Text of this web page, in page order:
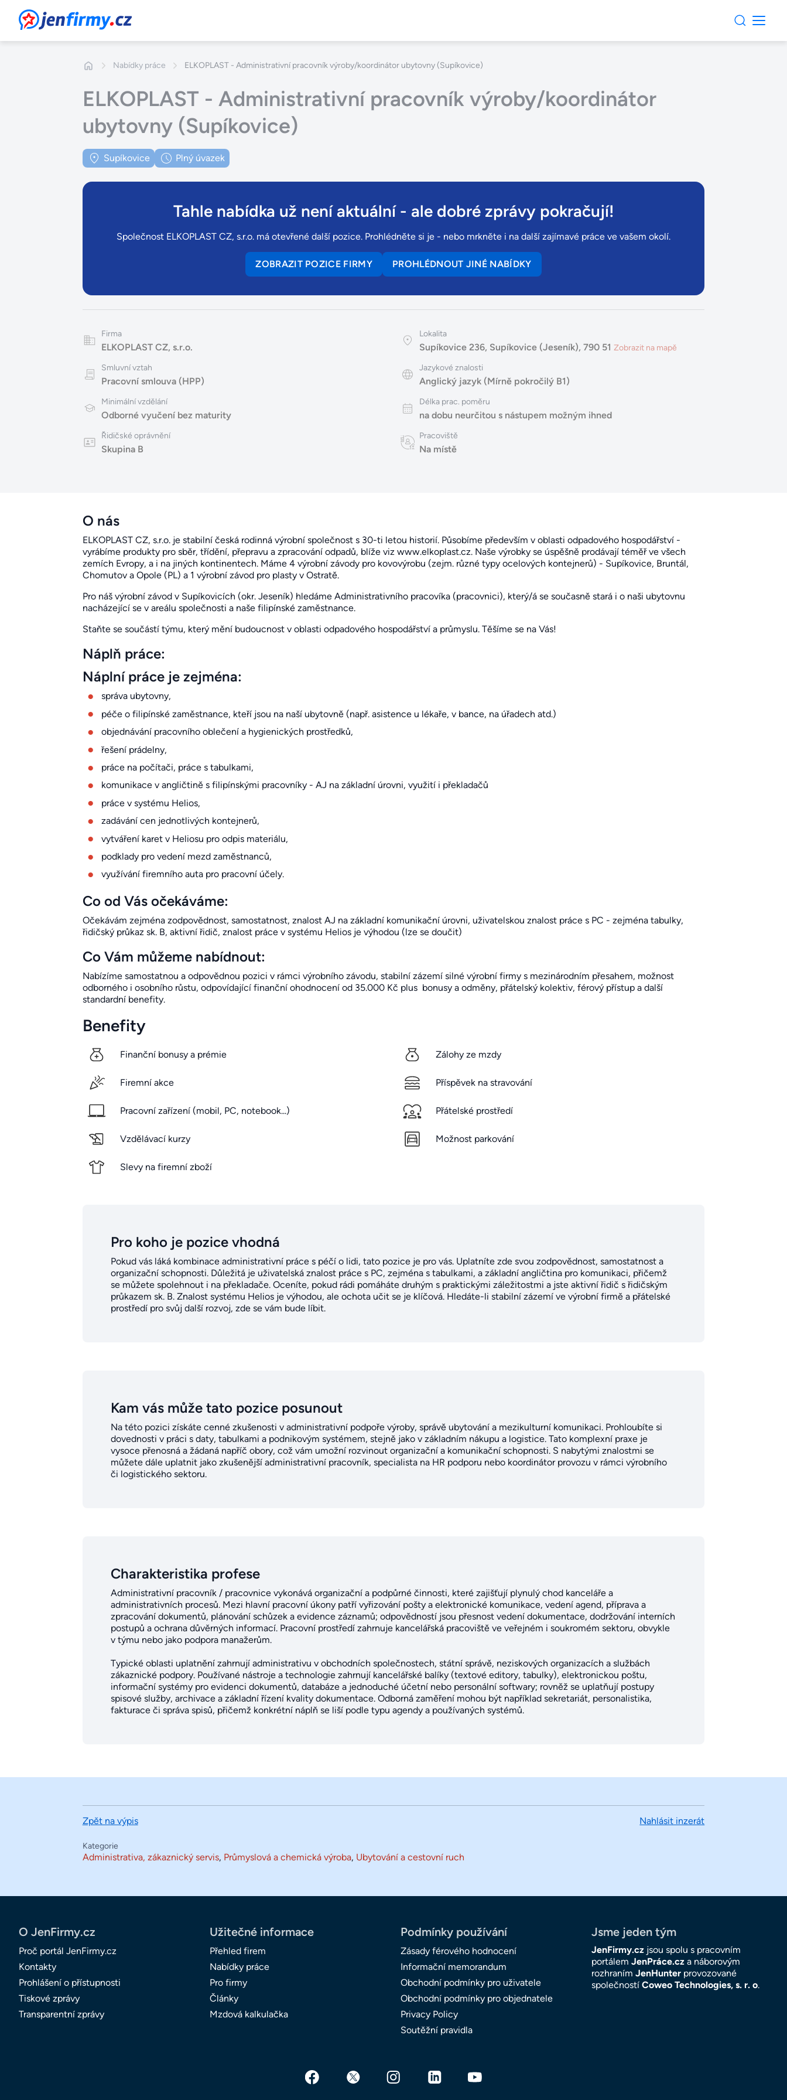
JenFirmy.cz
Nabídky práce ELKOPLAST - Administrativní pracovník výroby/koordinátor ubytovny (Supíkovice)
ELKOPLAST - Administrativní pracovník výroby/koordinátor
ubytovny (Supíkovice)
Supíkovice Plný úvazek
Tahle nabídka už není aktuální- ale dobré zprávy pokračují!
Společnost ELKOPLAST CZ, s.r.o. má otevřené další pozice. Prohlédněte si je - nebo mrkněte i na další zajímavé práce ve vašem okolí.
ZOBRAZIT POZICE FIRMY PROHLÉDNOUT JINÉ NABÍDKY
Firma
ELKOPLAST CZ, s.r.o.
Lokalita
Supíkovice 236, Supíkovice (Jeseník), 790 51 Zobrazit na mapě
Smluvní vztah
Pracovní smlouva (HPP)
Jazykové znalosti
Anglický jazyk (Mírně pokročilý B1)
Minimální vzdělání
Odborné vyučení bez maturity
Délka prac. poměru
na dobu neurčitou s nástupem možným ihned
Řidičské oprávnění
Skupina B
Pracoviště
Na místě
O nás
ELKOPLAST CZ, s.r.o. je stabilní česká rodinná výrobní společnost s 30-ti letou historií. Působíme především v oblasti odpadového hospodářství -
vyrábíme produkty pro sběr, třídění, přepravu a zpracování odpadů, blíže viz www.elkoplast.cz. Naše výrobky se úspěšně prodávají téměř ve všech
zemích Evropy, a i na jiných kontinentech. Máme 4 výrobní závody pro kovovýrobu (zejm. různé typy ocelových kontejnerů) - Supíkovice, Bruntál,
Chomutov a Opole (PL) a 1 výrobní závod pro plasty v Ostratě.
Pro náš výrobní závod v Supíkovicích (okr. Jeseník) hledáme Administrativního pracovíka (pracovnici), který/á se současně stará i o naši ubytovnu
nacházející se v areálu společnosti a naše filipínské zaměstnance.
Staňte se součástí týmu, který mění budoucnost v oblasti odpadového hospodářství a průmyslu. Těšíme se na Vás!
Náplň práce:
Náplní práce je zejména:
správa ubytovny,
péče o filipínské zaměstnance, kteří jsou na naší ubytovně (např. asistence u lékaře, v bance, na úřadech atd.)
objednávání pracovního oblečení a hygienických prostředků,
řešení prádelny,
práce na počítači, práce s tabulkami,
komunikace v angličtině s filipínskými pracovníky - AJ na základní úrovni, využití i překladačů
práce v systému Helios,
zadávání cen jednotlivých kontejnerů,
vytváření karet v Heliosu pro odpis materiálu,
podklady pro vedení mezd zaměstnanců,
využívání firemního auta pro pracovní účely.
Co od Vás očekáváme:
Očekávám zejména zodpovědnost, samostatnost, znalost AJ na základní komunikační úrovni, uživatelskou znalost práce s PC - zejména tabulky,
řidičský průkaz sk. B, aktivní řidič, znalost práce v systému Helios je výhodou (lze se doučit)
Co Vám můžeme nabídnout:
Nabízíme samostatnou a odpovědnou pozici v rámci výrobního závodu, stabilní zázemí silné výrobní firmy s mezinárodním přesahem, možnost
odborného i osobního růstu, odpovídající finanční ohodnocení od 35.000 Kč plus bonusy a odměny, přátelský kolektiv, férový přístup a další
standardní benefity.
Benefity
Finanční bonusy a prémie
Firemní akce
Pracovní zařízení (mobil, PC, notebook...)
Vzdělávací kurzy
Slevy na firemní zboží
Zálohy ze mzdy
Příspěvek na stravování
Přátelské prostředí
Možnost parkování
Pro koho je pozice vhodná
Pokud vás láká kombinace administrativní práce s péčí o lidi, tato pozice je pro vás. Uplatníte zde svou zodpovědnost, samostatnost a
organizační schopnosti. Důležitá je uživatelská znalost práce s PC, zejména s tabulkami, a základní angličtina pro komunikaci, přičemž
se můžete spolehnout i na překladače. Oceníte, pokud rádi pomáháte druhým s praktickými záležitostmi a jste aktivní řidič s řidičským
průkazem sk. B. Znalost systému Helios je výhodou, ale ochota učit se je klíčová. Hledáte-li stabilní zázemí ve výrobní firmě a přátelské
prostředí pro svůj další rozvoj, zde se vám bude líbit.
Kam vás může tato pozice posunout
Na této pozici získáte cenné zkušenosti v administrativní podpoře výroby, správě ubytování a mezikulturní komunikaci. Prohloubíte si
dovednosti v práci s daty, tabulkami a podnikovým systémem, stejně jako v základním nákupu a logistice. Tato komplexní praxe je
vysoce přenosná a žádaná napříč obory, což vám umožní rozvinout organizační a komunikační schopnosti. S nabytými znalostmi se
můžete dále uplatnit jako zkušenější administrativní pracovník, specialista na HR podporu nebo koordinátor provozu v rámci výrobního
či logistického sektoru.
Charakteristika profese
Administrativní pracovník / pracovnice vykonává organizační a podpůrné činnosti, které zajišťují plynulý chod kanceláře a
administrativních procesů. Mezi hlavní pracovní úkony patří vyřizování pošty a elektronické komunikace, vedení agend, příprava a
zpracování dokumentů, plánování schůzek a evidence záznamů; odpovědností jsou přesnost vedení dokumentace, dodržování interních
postupů a ochrana důvěrných informací. Pracovní prostředí zahrnuje kancelářská pracoviště ve veřejném i soukromém sektoru, obvykle
v týmu nebo jako podpora manažerům.
Typické oblasti uplatnění zahrnují administrativu v obchodních společnostech, státní správě, neziskových organizacích a službách
zákaznické podpory. Používané nástroje a technologie zahrnují kancelářské balíky (textové editory, tabulky), elektronickou poštu,
informační systémy pro evidenci dokumentů, databáze a jednoduché účetní nebo personální softwary; rovněž se uplatňují postupy
spisové služby, archivace a základní řízení kvality dokumentace. Odborná zaměření mohou být například sekretariát, personalistika,
fakturace či správa spisů, přičemž konkrétní náplň se liší podle typu agendy a používaných systémů.
Zpět na výpis Nahlásit inzerát
Kategorie
Administrativa, zákaznický servis, Průmyslová a chemická výroba, Ubytování a cestovní ruch
O JenFirmy.cz
Proč portál JenFirmy.cz
Kontakty
Prohlášení o přístupnosti
Tiskové zprávy
Transparentní zprávy
Užitečné informace
Přehled firem
Nabídky práce
Pro firmy
Články
Mzdová kalkulačka
Podmínky používání
Zásady férového hodnocení
Informační memorandum
Obchodní podmínky pro uživatele
Obchodní podmínky pro objednatele
Privacy Policy
Soutěžní pravidla
Jsme jeden tým
JenFirmy.cz jsou spolu s pracovním
portálem JenPráce.cz a náborovým
rozhraním JenHunter provozované
společností Coweo Technologies, s. r. o.